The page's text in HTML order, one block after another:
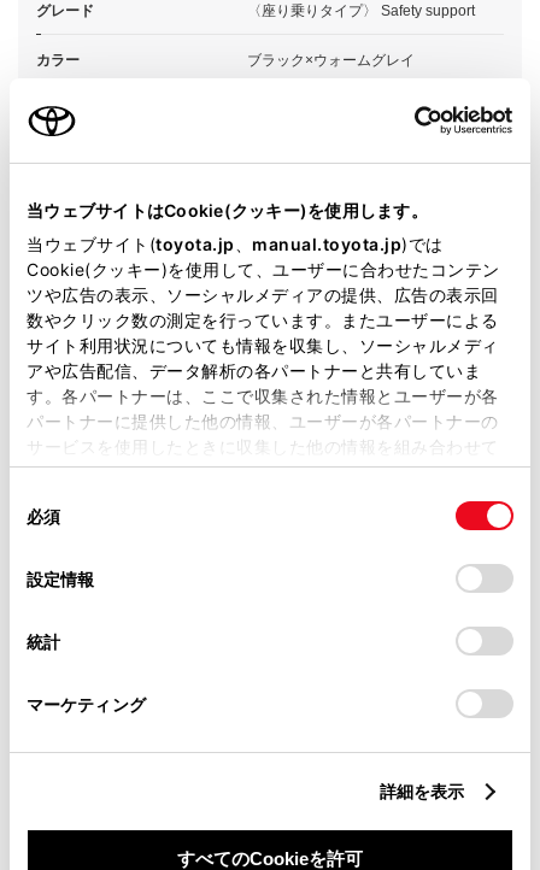
当ウェブサイトはCookie(クッキー)を使用します。
当ウェブサイト(toyota.jp manual.toyota.jp)では
Cookie(クッキー)を使用して、ユーザーに合わせたコンテン
ツや広告の表示、ソーシャルメディアの提供、広告の表示回
数やクリック数の測定を行っています。またユーザーによる
サイト利用状況についても情報を収集し、ソーシャルメディ
アや広告配信、データ解析の各パートナーと共有していま
す。各パートナーは、ここで収集された情報とユーザーが各
パートナーに提供した他の情報、ユーザーが各パートナーの
サービスを使用したときに収集した他の情報を組み合わせて
使用することがあります。当ウェブサイトの使用を続行する
デバイスにすべてのCookie(クッキー)が保存されることに同
意したことになります。Cookie(クッキー)のオプトアウト、
設定の変更、同意を撤回したりするにあたっては、当社の
「Cookie（クッキー）情報の取り扱いについて
」をご覧くだ
必須
設定情報
統計
マーケティング
詳細を表示
すべてのCookieを許可
グレード 〈座り乗りタイプ〉 Safety support
カラー ブラック×ウォームグレイ
エンジンタイプ
駆動方式 2WD RR
試乗予約
施設情報・サービス